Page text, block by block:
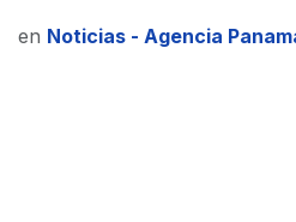
en Noticias - Agencia